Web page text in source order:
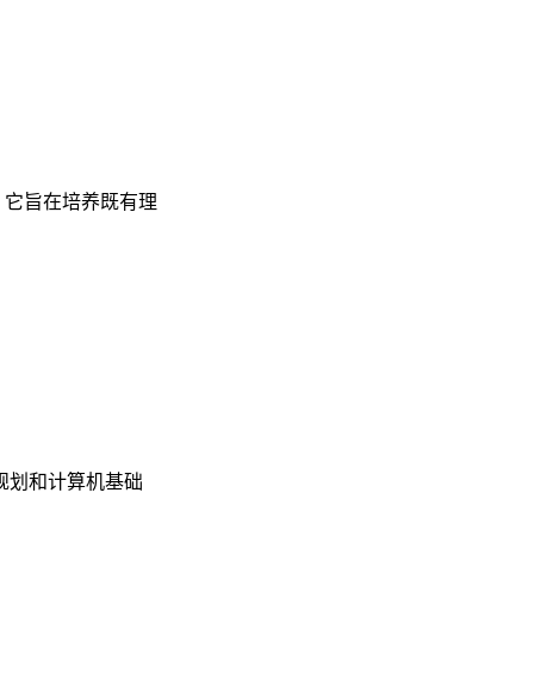
旨在培养既有理
划和计算机基础